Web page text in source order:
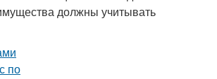
должны учитывать